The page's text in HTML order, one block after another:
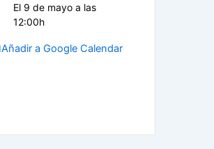
El 9 de mayo a las
12:00h
Añadir a Google Calendar